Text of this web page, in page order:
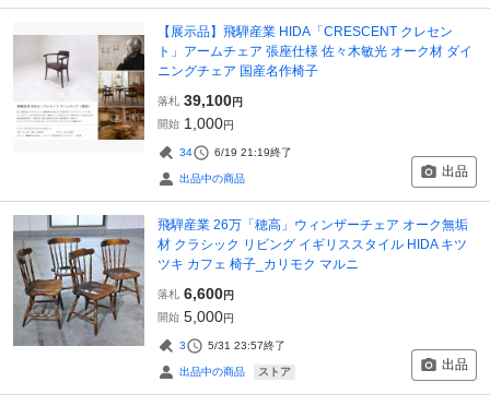
【展示品】飛騨産業 HIDA「CRESCENT クレセン
ト」アームチェア 張座仕様 佐々木敏光 オーク材 ダイ
ニングチェア 国産名作椅子
落札 39,100円
開始 1,000円
34 6/19 21:19終了
出品中の商品 出品
飛騨産業 26万「穂高」ウィンザーチェア オーク無垢
材 クラシック リビング イギリススタイル HIDA キツ
ツキ カフェ 椅子_カリモク マルニ
落札 6,600円
開始 5,000円
3 5/31 23:57終了
出品中の商品 ストア 出品